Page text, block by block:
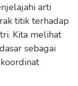
arti
titik terhadap
Kita melihat
sebagai